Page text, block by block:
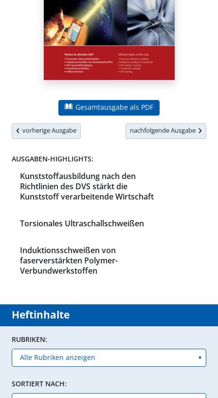
Gesamtausgabe als PDF
vorherige Ausgabe nachfolgende Ausgabe
AUSGABEN-HIGHLIGHTS:
Kunststoffausbildung nach den
Richtlinien des DVS stärkt die
Kunststoff verarbeitende Wirtschaft
Torsionales Ultraschallschweißen
Induktionsschweißen von
faserverstärkten Polymer-
Verbundwerkstoffen
Heftinhalte
RUBRIKEN:
SORTIERT NACH: